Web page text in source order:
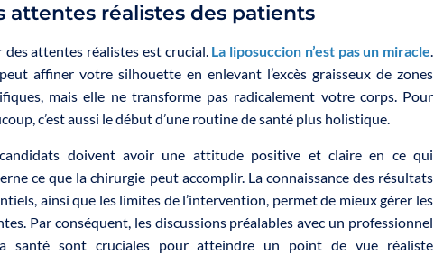
attentes réalistes des patients
des attentes réalistes est crucial. La liposuccion n’est pas un miracle.
affiner votre silhouette en enlevant l’excès graisseux de zones
mais elle ne transforme pas radicalement votre corps. Pour
c’est aussi le début d’une routine de santé plus holistique.
doivent avoir une attitude positive et claire en ce qui
ce que la chirurgie peut accomplir. La connaissance des résultats
ainsi que les limites de l’intervention, permet de mieux gérer les
Par conséquent, les discussions préalables avec un professionnel
santé sont cruciales pour atteindre un point de vue réaliste